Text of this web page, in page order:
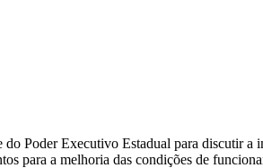
Poder Executivo Estadual para discutir a
para a melhoria das condições de